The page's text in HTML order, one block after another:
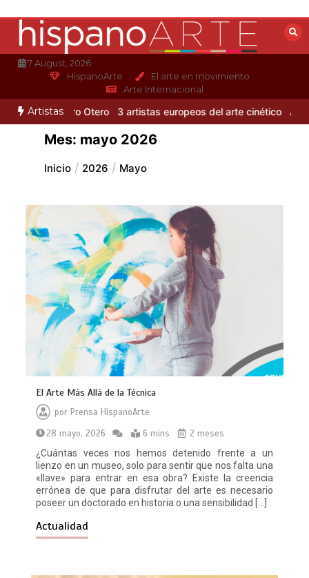
contenido
7 August, 2026
HispanoArte
El arte en movimiento
Arte Internacional
Artistas
de Alejandro Otero 3 artistas europeos del arte cinético Albert
Mes: mayo 2026
Inicio 2026 Mayo
El Arte Más Allá de la Técnica
porPrensa HispanoArte
28 mayo, 2026
6 mins
2 meses
¿Cuántas veces nos hemos detenido frente a un
lienzo en un museo, solo para sentir que nos falta una
«llave» para entrar en esa obra? Existe la creencia
errónea de que para disfrutar del arte es necesario
poseer un doctorado en historia o una sensibilidad […]
Actualidad